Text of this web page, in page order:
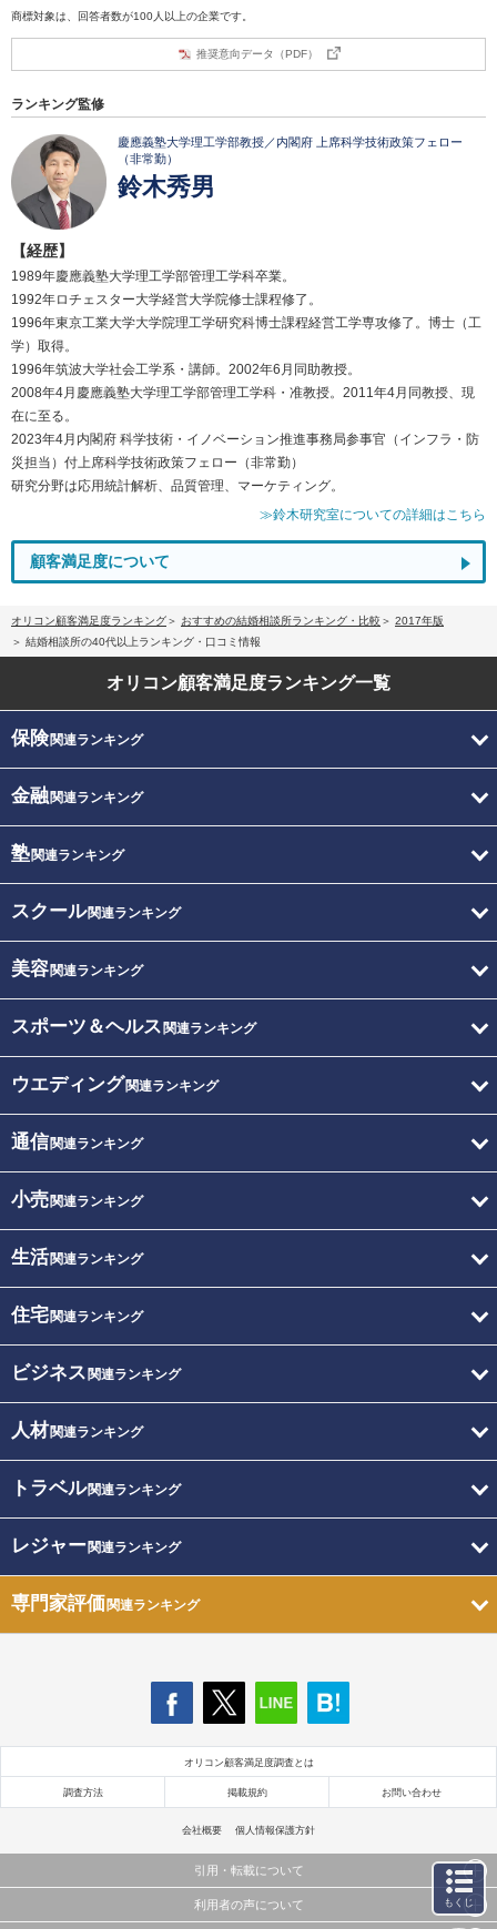
商標対象は、回答者数が100人以上の企業です。
推奨意向データ（PDF）
ランキング監修
慶應義塾大学理工学部教授／内閣府 上席科学技術政策フェロー
（非常勤）
鈴木秀男
【経歴】
1989年慶應義塾大学理工学部管理工学科卒業。
1992年ロチェスター大学経営大学院修士課程修了。
1996年東京工業大学大学院理工学研究科博士課程経営工学専攻修了。博士（工
学）取得。
1996年筑波大学社会工学系・講師。2002年6月同助教授。
2008年4月慶應義塾大学理工学部管理工学科・准教授。2011年4月同教授、現
在に至る。
2023年4月内閣府 科学技術・イノベーション推進事務局参事官（インフラ・防
災担当）付上席科学技術政策フェロー（非常勤）
研究分野は応用統計解析、品質管理、マーケティング。
≫鈴木研究室についての詳細はこちら
顧客満足度について
オリコン顧客満足度ランキング おすすめの結婚相談所ランキング・比較
2017年版
結婚相談所の40代以上ランキング・口コミ情報
オリコン顧客満足度ランキング一覧
保険関連ランキング
金融関連ランキング
塾関連ランキング
スクール関連ランキング
美容関連ランキング
スポーツ＆ヘルス 関連ランキング
ウエディング関連ランキング
通信関連ランキング
小売関連ランキング
生活関連ランキング
住宅関連ランキング
ビジネス 関連ランキング
人材関連ランキング
トラベル関連ランキング
レジャー関連ランキング
専門家評価関連ランキング
オリコン顧客満足度調査とは
調査方法 掲載規約 お問い合わせ
会社概要 個人情報保護方針
引用・転載について
当サイトで公開されている情報（文字、写真、イラスト、画像データ等）及びこれらの配置・
利用者の声について もくじ